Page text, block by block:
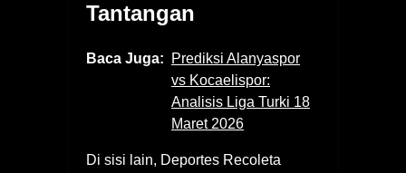
Tantangan
Baca Juga:
Prediksi Alanyaspor
vs Kocaelispor:
Analisis Liga Turki 18
Maret 2026
Di sisi lain, Deportes Recoleta